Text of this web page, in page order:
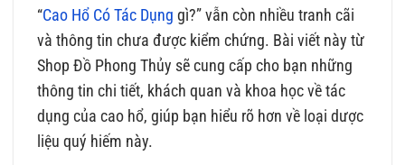
“Cao Hổ Có Tác Dụng gì?” vẫn còn nhiều tranh cãi
và thông tin chưa được kiểm chứng. Bài viết này từ
Shop Đồ Phong Thủy sẽ cung cấp cho bạn những
thông tin chi tiết, khách quan và khoa học về tác
dụng của cao hổ, giúp bạn hiểu rõ hơn về loại dược
liệu quý hiếm này.